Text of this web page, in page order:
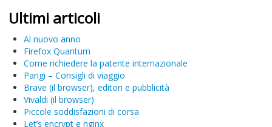
Ultimi articoli
Al nuovo anno
Firefox Quantum
Come richiedere la patente internazionale
Parigi – Consigli di viaggio
Brave (il browser), editori e pubblicità
Vivaldi (il browser)
Piccole soddisfazioni di corsa
Let’s encrypt e nginx